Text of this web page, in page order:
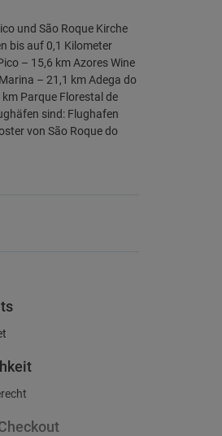
und São Roque Kirche
bis auf 0,1 Kilometer
– 15,6 km Azores Wine
– 21,1 km Adega do
Parque Florestal de
sind: Flughafen
von São Roque do